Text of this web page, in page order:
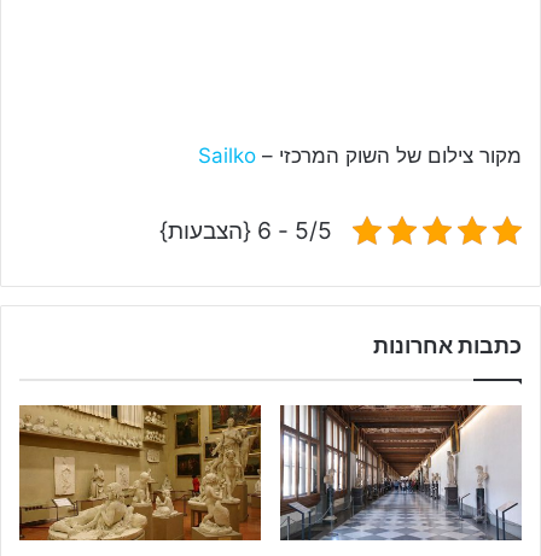
מקור צילום של השוק המרכזי – Sailko
5/5 - 6 {הצבעות}
כתבות אחרונות